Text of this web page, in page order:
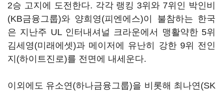
2승 고지에 도전한다. 각각 랭킹 3위와 7위인 박인비
(KB금융그룹)와 양희영(피엔에스)이 불참하는 한국
은 지난주 UL 인터내셔널 크라운에서 맹활약한 5위
김세영(미래에셋)과 메이저에 유난히 강한 9위 전인
지(하이트진로)를 전면에 내세운다.
이외에도 유소연(하나금융그룹)을 비롯해 최나연(SK